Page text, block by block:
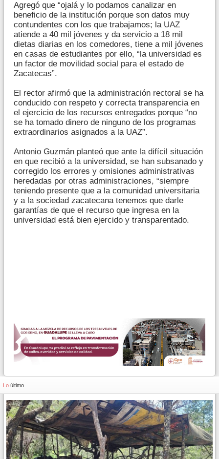
Agregó que “ojalá y lo podamos canalizar en
beneficio de la institución porque son datos muy
contundentes con los que trabajamos; la UAZ
atiende a 40 mil jóvenes y da servicio a 18 mil
dietas diarias en los comedores, tiene a mil jóvenes
en casas de estudiantes por ello, “la universidad es
un factor de movilidad social para el estado de
Zacatecas”.
El rector afirmó que la administración rectoral se ha
conducido con respeto y correcta transparencia en
el ejercicio de los recursos entregados porque “no
se ha tomado dinero de ninguno de los programas
extraordinarios asignados a la UAZ”.
Antonio Guzmán planteó que ante la difícil situación
en que recibió a la universidad, se han subsanado y
corregido los errores y omisiones administrativas
heredadas por otras administraciones, “siempre
teniendo presente que a la comunidad universitaria
y a la sociedad zacatecana tenemos que darle
garantías de que el recurso que ingresa en la
universidad está bien ejercido y transparentado.
Lo último